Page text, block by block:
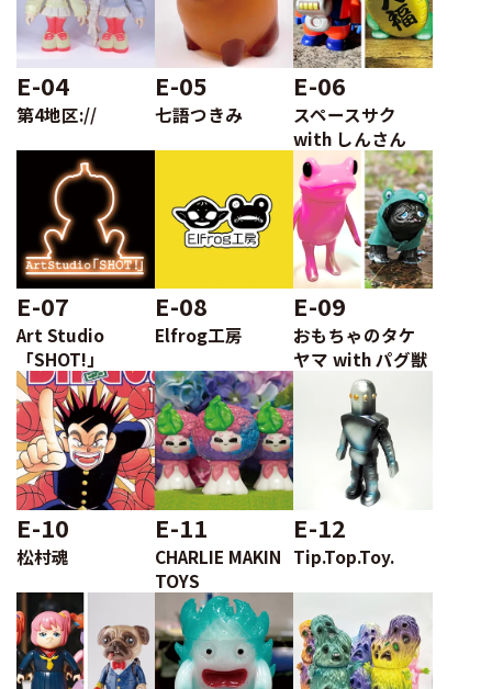
E-04
第4地区://
E-05
七語つきみ
E-06
スペースサク
with しんさん
E-07
Art Studio
「SHOT!」
E-08
Elfrog工房
E-09
おもちゃのタケ
ヤマ with パグ獣
E-10
松村魂
E-11
CHARLIE MAKIN
TOYS
E-12
Tip.Top.Toy.